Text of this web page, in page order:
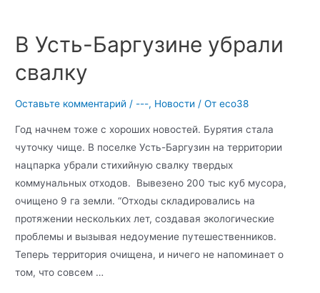
В Усть-Баргузине убрали
свалку
Оставьте комментарий / ---, Новости / От eco38
Год начнем тоже с хороших новостей. Бурятия стала
чуточку чище. В поселке Усть-Баргузин на территории
нацпарка убрали стихийную свалку твердых
коммунальных отходов. Вывезено 200 тыс куб мусора,
очищено 9 га земли. “Отходы складировались на
протяжении нескольких лет, создавая экологические
проблемы и вызывая недоумение путешественников.
Теперь территория очищена, и ничего не напоминает о
том, что совсем …